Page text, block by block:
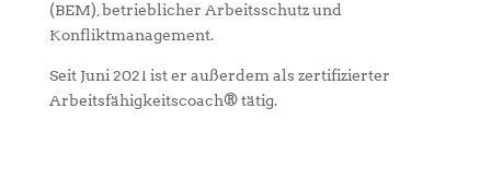
(BEM), betrieblicher Arbeitsschutz und
Konfliktmanagement.
Seit Juni 2021 ist er außerdem als zertifizierter
Arbeitsfähigkeitscoach® tätig.